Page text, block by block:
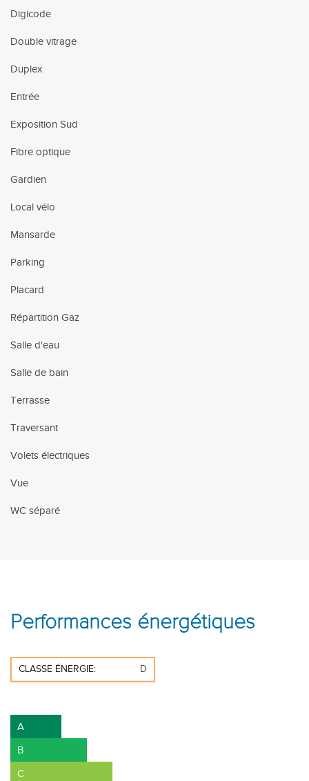
Digicode
Double vitrage
Duplex
Entrée
Exposition Sud
Fibre optique
Gardien
Local vélo
Mansarde
Parking
Placard
Répartition Gaz
Salle d'eau
Salle de bain
Terrasse
Traversant
Volets électriques
Vue
WC séparé
Performances énergétiques
CLASSE ÉNERGIE: D
A
B
C